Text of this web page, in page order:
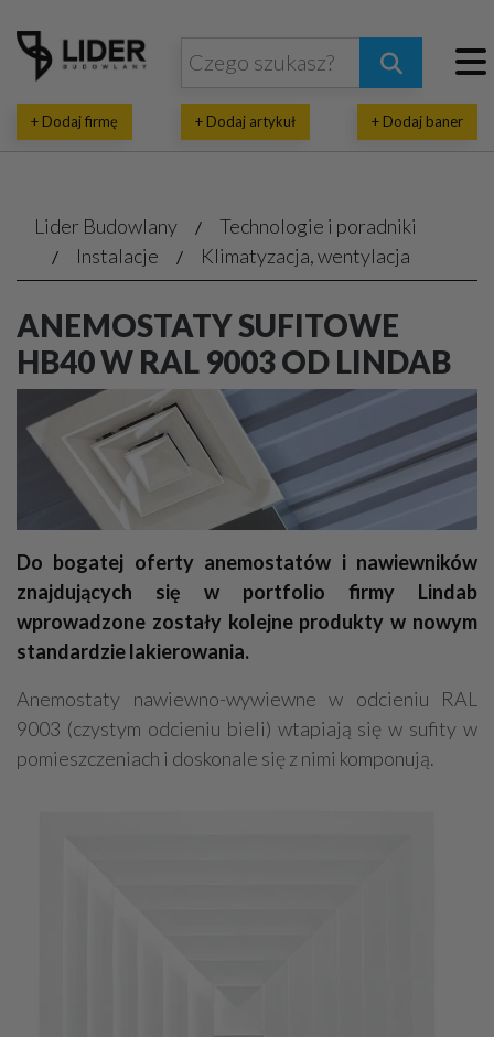
+ Dodaj firmę + Dodaj artykuł + Dodaj baner
Lider Budowlany
Technologie i poradniki
Instalacje
Klimatyzacja, wentylacja
ANEMOSTATY SUFITOWE
HB40 W RAL 9003 OD LINDAB
Do bogatej oferty anemostatów i nawiewników
znajdujących się w portfolio firmy Lindab
wprowadzone zostały kolejne produkty w nowym
standardzie lakierowania.
Anemostaty nawiewno-wywiewne w odcieniu RAL
9003 (czystym odcieniu bieli) wtapiają się w sufity w
pomieszczeniach i doskonale się z nimi komponują.